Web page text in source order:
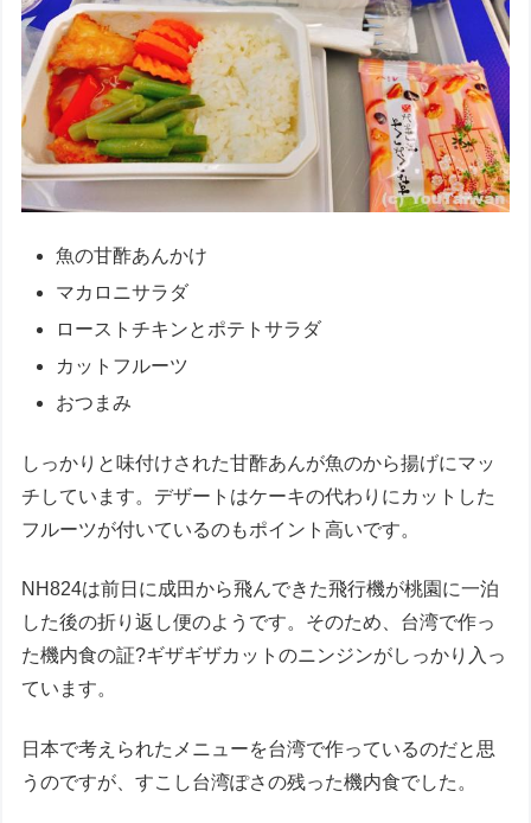
魚の甘酢あんかけ
マカロニサラダ
ローストチキンとポテトサラダ
カットフルーツ
おつまみ
しっかりと味付けされた甘酢あんが魚のから揚げにマッ
チしています。デザートはケーキの代わりにカットした
フルーツが付いているのもポイント高いです。
NH824は前日に成田から飛んできた飛行機が桃園に一泊
した後の折り返し便のようです。そのため、台湾で作っ
た機内食の証?ギザギザカットのニンジンがしっかり入っ
ています。
日本で考えられたメニューを台湾で作っているのだと思
うのですが、すこし台湾ぽさの残った機内食でした。